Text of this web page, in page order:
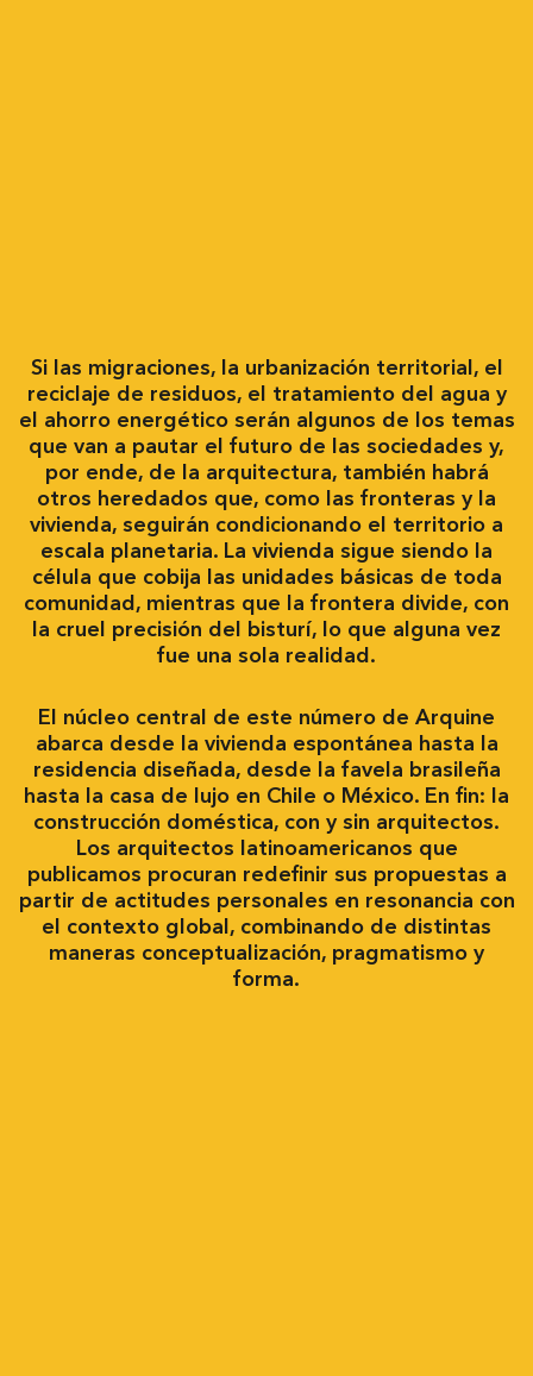
Si las migraciones, la urbanización territorial, el
reciclaje de residuos, el tratamiento del agua y
el ahorro energético serán algunos de los temas
que van a pautar el futuro de las sociedades y,
por ende, de la arquitectura, también habrá
otros heredados que, como las fronteras y la
vivienda, seguirán condicionando el territorio a
escala planetaria. La vivienda sigue siendo la
célula que cobija las unidades básicas de toda
comunidad, mientras que la frontera divide, con
la cruel precisión del bisturí, lo que alguna vez
fue una sola realidad.
El núcleo central de este número de Arquine
abarca desde la vivienda espontánea hasta la
residencia diseñada, desde la favela brasileña
hasta la casa de lujo en Chile o México. En fin: la
construcción doméstica, con y sin arquitectos.
Los arquitectos latinoamericanos que
publicamos procuran redefinir sus propuestas a
partir de actitudes personales en resonancia con
el contexto global, combinando de distintas
maneras conceptualización, pragmatismo y
forma.